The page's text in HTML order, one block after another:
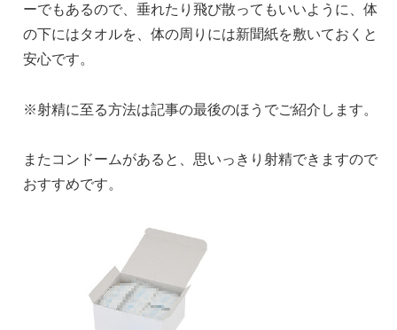
ーでもあるので、垂れたり飛び散ってもいいように、体
の下にはタオルを、体の周りには新聞紙を敷いておくと
安心です。
※射精に至る方法は記事の最後のほうでご紹介します。
またコンドームがあると、思いっきり射精できますので
おすすめです。